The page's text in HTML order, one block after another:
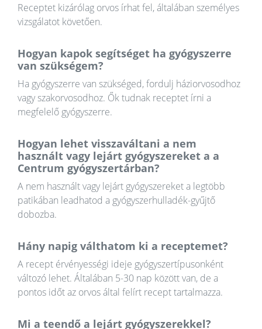
Receptet kizárólag orvos írhat fel, általában személyes
vizsgálatot követően.
Hogyan kapok segítséget ha gyógyszerre
van szükségem?
Ha gyógyszerre van szükséged, fordulj háziorvosodhoz
vagy szakorvosodhoz. Ők tudnak receptet írni a
megfelelő gyógyszerre.
Hogyan lehet visszaváltani a nem
használt vagy lejárt gyógyszereket a a
Centrum gyógyszertárban?
A nem használt vagy lejárt gyógyszereket a legtöbb
patikában leadhatod a gyógyszerhulladék-gyűjtő
dobozba.
Hány napig válthatom ki a receptemet?
A recept érvényességi ideje gyógyszertípusonként
változó lehet. Általában 5-30 nap között van, de a
pontos időt az orvos által felírt recept tartalmazza.
Mi a teendő a lejárt gyógyszerekkel?